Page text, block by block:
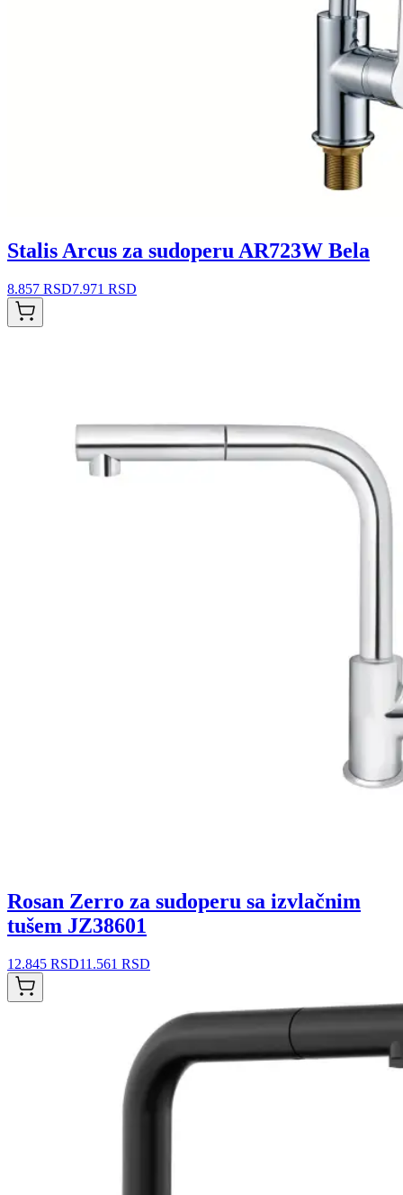
Stalis Arcus za sudoperu AR723W Bela
8.857 RSD7.971 RSD
Rosan Zerro za sudoperu sa izvlačnim
tušem JZ38601
12.845 RSD11.561 RSD